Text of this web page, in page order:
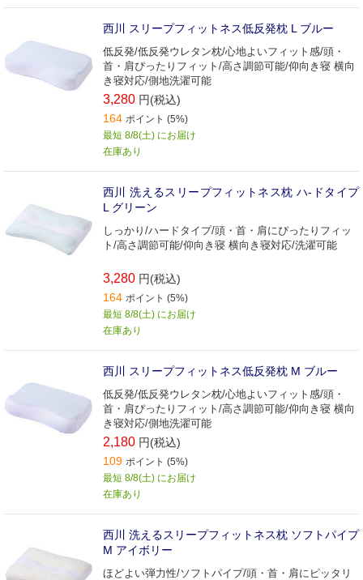
西川 スリープフィットネス低反発枕 L ブルー
低反発/低反発ウレタン枕/心地よいフィット感/頭・
首・肩ぴったりフィット/高さ調節可能/仰向き寝 横向
き寝対応/側地洗濯可能
3,280 円(税込)
164 ポイント (5%)
最短 8/8(土) にお届け
在庫あり
西川 洗えるスリープフィットネス枕 ハ-ドタイプ
L グリーン
しっかり/ハードタイプ/頭・首・肩にぴったりフィッ
ト/高さ調節可能/仰向き寝 横向き寝対応/洗濯可能
3,280 円(税込)
164 ポイント (5%)
最短 8/8(土) にお届け
在庫あり
西川 スリープフィットネス低反発枕 M ブルー
低反発/低反発ウレタン枕/心地よいフィット感/頭・
首・肩ぴったりフィット/高さ調節可能/仰向き寝 横向
き寝対応/側地洗濯可能
2,180 円(税込)
109 ポイント (5%)
最短 8/8(土) にお届け
在庫あり
西川 洗えるスリープフィットネス枕 ソフトパイプ
M アイボリー
ほどよい弾力性/ソフトパイプ/頭・首・肩にピッタリ